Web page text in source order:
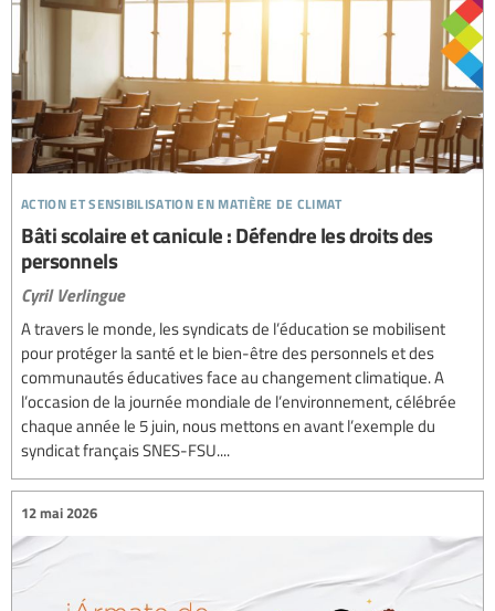
action et sensibilisation en matière de climat
Bâti scolaire et canicule : Défendre les droits des
personnels
Cyril Verlingue
A travers le monde, les syndicats de l’éducation se mobilisent
pour protéger la santé et le bien-être des personnels et des
communautés éducatives face au changement climatique. A
l’occasion de la journée mondiale de l’environnement, célébrée
chaque année le 5 juin, nous mettons en avant l’exemple du
syndicat français SNES-FSU....
12 mai 2026